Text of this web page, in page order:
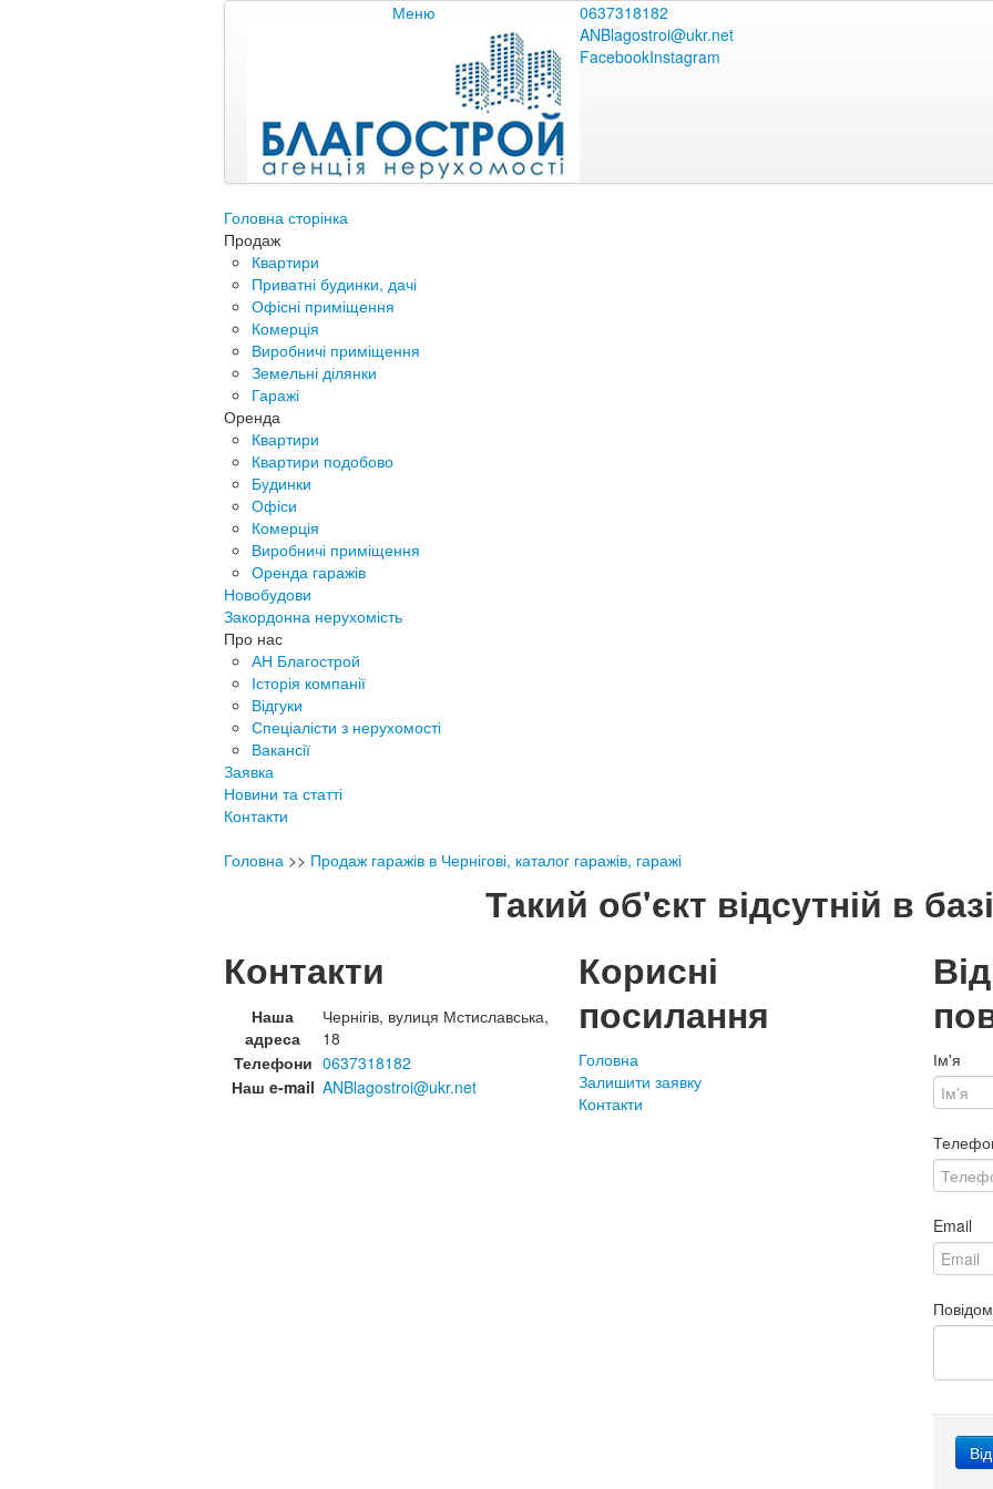
Меню
0637318182
ANBlagostroi@ukr.net
FacebookInstagram
Головна сторінка
Продаж
Квартири
Приватні будинки, дачі
Офісні приміщення
Комерція
Виробничі приміщення
Земельні ділянки
Гаражі
Оренда
Квартири
Квартири подобово
Будинки
Офіси
Комерція
Виробничі приміщення
Оренда гаражів
Новобудови
Закордонна нерухомість
Про нас
АН Благострой
Історія компанії
Відгуки
Спеціалісти з нерухомості
Вакансії
Заявка
Новини та статті
Контакти
Головна >> Продаж гаражів в Чернігові, каталог гаражів, гаражі
Такий об'єкт відсутній в
Контакти
Наша
адреса
Чернігів, вулиця Мстиславська,
18
Телефони 0637318182
Наш e-mail ANBlagostroi@ukr.net
Корисні
посилання
Головна
Залишити заявку
Контакти
Ім'я
Email